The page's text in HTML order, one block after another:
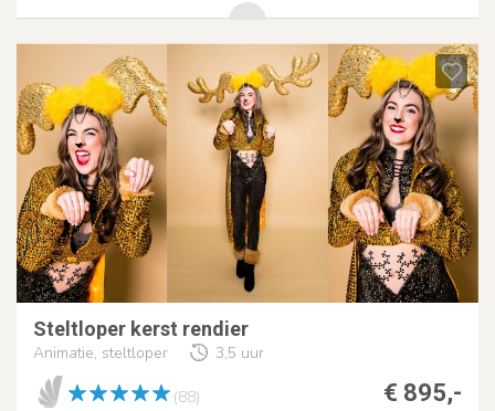
Steltloper kerst rendier
Animatie, steltloper 3,5 uur
€ 895,-
(88)